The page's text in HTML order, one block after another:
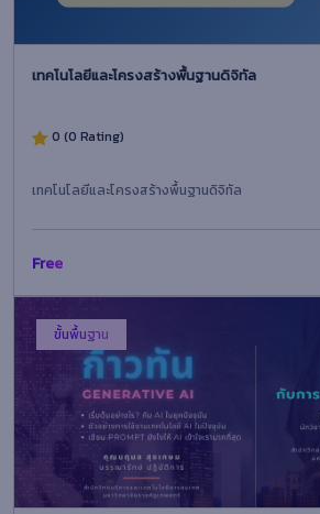
เทคโนโลยีและโครงสร้างพื้นฐานดิจิทัล
0 (0 Rating)
เทคโนโลยีและโครงสร้างพื้นฐานดิจิทัล
Free
ขั้นพื้นฐาน